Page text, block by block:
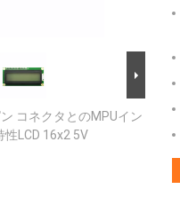
コネクタとのMPUイン
LCD 16x2 5V